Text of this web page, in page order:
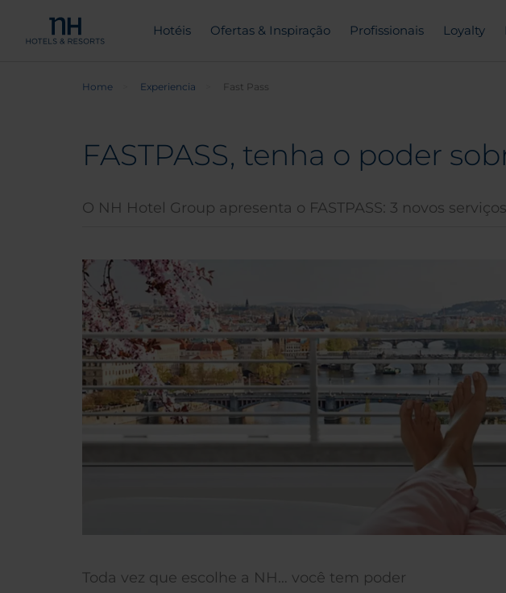
Hotéis Ofertas & Inspiração Profissionais Loyalty
Home Experiencia Fast Pass
FASTPASS, tenha o poder
O NH Hotel Group apresenta o FASTPASS: 3 novos
Toda vez que escolhe a NH… você tem poder